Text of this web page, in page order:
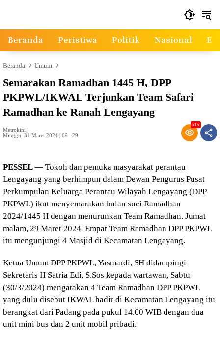
Beranda Peristiwa Politik Nasional
Beranda Umum
Semarakan Ramadhan 1445 H, DPP
PKPWL/IKWAL Terjunkan Team Safari
Ramadhan ke Ranah Lengayang
Metrokini
Minggu, 31 Maret 2024 | 09 : 29
515
PESSEL — Tokoh dan pemuka masyarakat perantau
Lengayang yang berhimpun dalam Dewan Pengurus Pusat
Perkumpulan Keluarga Perantau Wilayah Lengayang (DPP
PKPWL) ikut menyemarakan bulan suci Ramadhan
2024/1445 H dengan menurunkan Team Ramadhan. Jumat
malam, 29 Maret 2024, Empat Team Ramadhan DPP PKPWL
itu mengunjungi 4 Masjid di Kecamatan Lengayang.
Ketua Umum DPP PKPWL, Yasmardi, SH didampingi
Sekretaris H Satria Edi, S.Sos kepada wartawan, Sabtu
(30/3/2024) mengatakan 4 Team Ramadhan DPP PKPWL
yang dulu disebut IKWAL hadir di Kecamatan Lengayang itu
berangkat dari Padang pada pukul 14.00 WIB dengan dua
unit mini bus dan 2 unit mobil pribadi.